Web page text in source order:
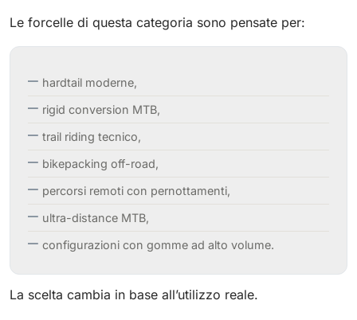
Le forcelle di questa categoria sono pensate per:
hardtail moderne,
rigid conversion MTB,
trail riding tecnico,
bikepacking off-road,
percorsi remoti con pernottamenti,
ultra-distance MTB,
configurazioni con gomme ad alto volume.
La scelta cambia in base all’utilizzo reale.